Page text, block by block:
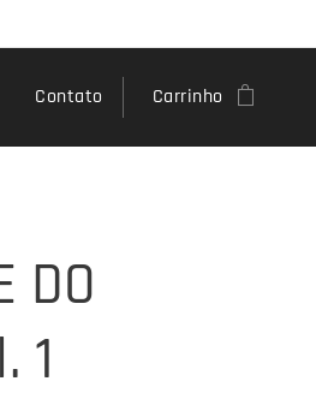
Contato Carrinho
DO
1